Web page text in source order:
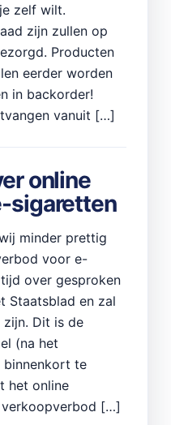
zelf wilt.
zijn zullen op
Producten
eerder worden
in backorder!
vanuit […]
online
sigaretten
minder prettig
voor e-
over gesproken
Staatsblad en zal
Dit is de
(na het
binnenkort te
het online
[…]